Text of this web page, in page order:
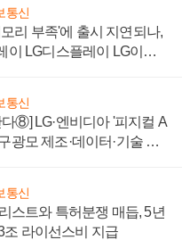
통신
리 부족'에 출시 지연되나,
이 LG디스플레이 LG이노
통신
다⑧] LG·엔비디아 '피지컬 A
광모 제조·데이터·기술 결
통신
스트와 특허분쟁 매듭, 5년
조 라이선스비 지급